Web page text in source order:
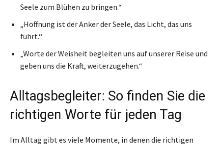
Seele zum Blühen zu bringen.“
„Hoffnung ist der Anker der Seele, das Licht, das uns
führt.“
„Worte der Weisheit begleiten uns auf unserer Reise und
geben uns die Kraft, weiterzugehen.“
Alltagsbegleiter: So finden Sie die
richtigen Worte für jeden Tag
Im Alltag gibt es viele Momente, in denen die richtigen